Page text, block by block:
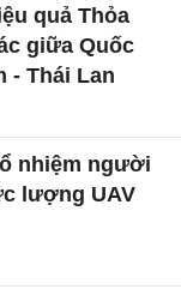
quả Thỏa
giữa Quốc
- Thái Lan
nhiệm người
lượng UAV